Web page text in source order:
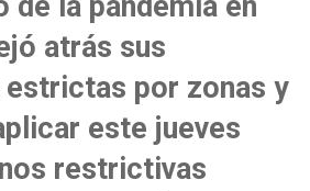
atrás sus
estrictas por zonas y
este jueves
restrictivas